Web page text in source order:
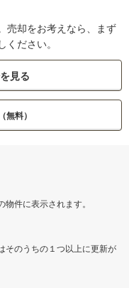
売却をお考えなら、まず
ださい。
見る
（無料）
件に表示されます。
そのうちの１つ以上に更新が